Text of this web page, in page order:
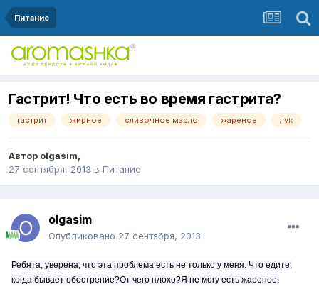
Питание
Гастрит! Что есть во время гастрита?
гастрит жирное сливочное масло жареное лук
Автор olgasim,
27 сентября, 2013 в Питание
olgasim
Опубликовано 27 сентября, 2013
Ребята, уверена, что эта проблема есть не только у меня. Что едите,
когда бывает обострение?От чего плохо?Я не могу есть жареное,